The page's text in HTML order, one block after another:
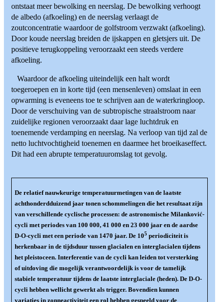
ontstaat meer bewolking en neerslag. De bewolking verhoogt
de albedo (afkoeling) en de neerslag verlaagt de
zoutconcentratie waardoor de golfstroom verzwakt (afkoeling).
Door koude neerslag breiden de ijskappen en gletsjers uit. De
positieve terugkoppeling veroorzaakt een steeds verdere
afkoeling.
Waardoor de afkoeling uiteindelijk een halt wordt
toegeroepen en in korte tijd (een mensenleven) omslaat in een
opwarming is eveneens toe te schrijven aan de waterkringloop.
Door de verschuiving van de subtropische straalstroom naar
zuidelijke regionen veroorzaakt daar lage luchtdruk en
toenemende verdamping en neerslag. Na verloop van tijd zal de
netto luchtvochtigheid toenemen en daarmee het broeikaseffect.
Dit had een abrupte temperatuuromslag tot gevolg.
De relatief nauwkeurige temperatuurmetingen van de laatste
achthonderdduizend jaar tonen schommelingen die het resultaat zijn
van verschillende cyclische processen: de astronomische Milanković-
cycli met periodes van 100 000, 41 000 en 23 000 jaar en de aardse
D-O-cycli met een periode van 1470 jaar. De 105 periodiciteit is
herkenbaar in de tijdsduur tussen glacialen en interglacialen tijdens
het pleistoceen. Interferentie van de cycli kan leiden tot versterking
of uitdoving die mogelijk verantwoordelijk is voor de tamelijk
stabiele temperatuur tijdens de laatste interglaciale (heden). De D-O-
cycli hebben wellicht gewerkt als trigger. Bovendien kunnen
variaties in zonneactiviteit een rol hebben gespeeld voor de